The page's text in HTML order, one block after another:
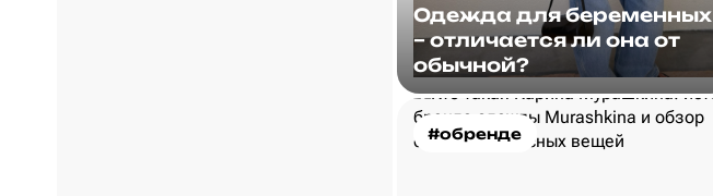
Одежда для беременных
– отличается ли она от
обычной?
#обренде